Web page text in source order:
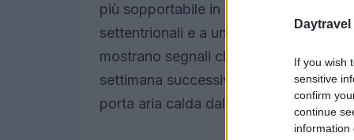
Daytravel
If you wish
sensitive
confirm
continue
information
più sopportabile in molte aree, grazie
settentrionali e a un calo dell’umidità.
mostrano segnali chiari di
un nuovo
settimana successiva, con una
porta aria calda dal Nord Africa.